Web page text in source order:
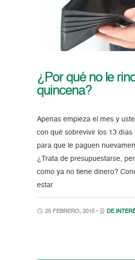
¿Por qué no le
quincena?
Apenas empieza el mes y
con qué sobrevivir los 13 días
para que le paguen
¿Trata de presupuestarse,
como ya no tiene dinero?
estar
25 FEBRERO, 2015 • DE